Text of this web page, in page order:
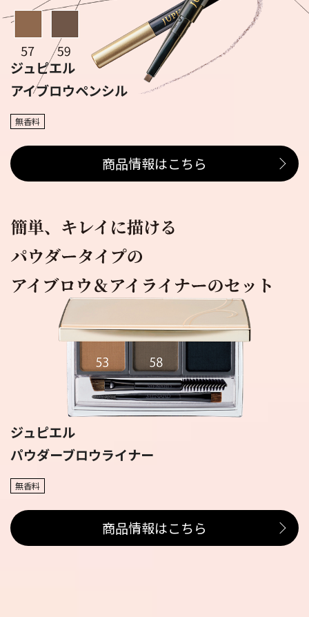
ジュピエル
アイブロウペンシル
無香料
商品情報はこちら
ジュピエル
パウダーブロウライナー
無香料
商品情報はこちら